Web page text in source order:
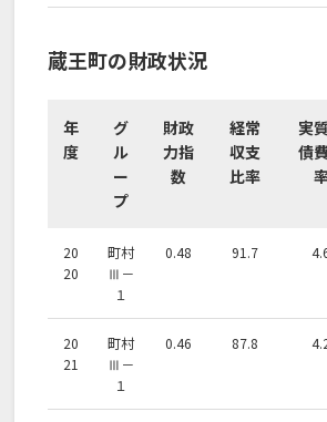
蔵王町の財政状況
年
度
グ
ル
ー
プ
財政
力指
数
経常
収支
比率
実
債
20
20
町村
Ⅲ－
１
0.48 91.7
20
21
町村
Ⅲ－
１
0.46 87.8